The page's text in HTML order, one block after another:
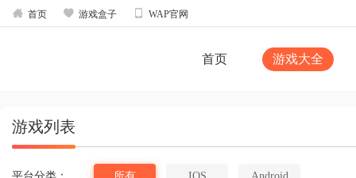
 首页  游戏盒子  WAP官网
首页 游戏大全
游戏列表